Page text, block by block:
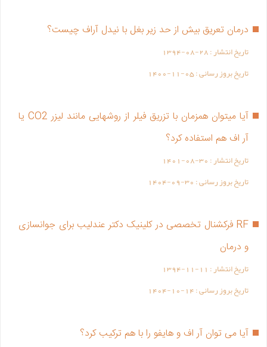
درمان تعریق بیش از حد زیر بغل با نیدل آراف چیست؟
تاریخ انتشار :1394-08-28
تاریخ بروز رسانی :1400-11-05
آیا میتوان همزمان با تزریق فیلر از روشهایی مانند لیزر CO2 یا
آر اف هم استفاده کرد؟
تاریخ انتشار :1401-08-30
تاریخ بروز رسانی :1404-09-30
RF فرکشنال تخصصی در کلینیک دکتر عندلیب برای جوانسازی
و درمان
تاریخ انتشار : 1394-11-11
تاریخ بروز رسانی :1404-10-14
آیا می توان آر اف و هایفو را با هم ترکیب کرد؟